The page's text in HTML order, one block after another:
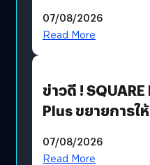
07/08/2026
Read More
ข่าวดี ! SQUARE
Plus ขยายการใ
โดยตรง
07/08/2026
Read More